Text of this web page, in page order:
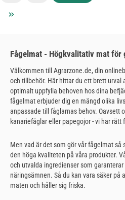
Fågelmat - Högkvalitativ mat för
Välkommen till Agrarzone.de, din
och tillbehör. Här hittar du ett brett
optimalt uppfylla behoven hos dina
fågelmat erbjuder dig en mängd olika
anpassade till fåglarnas behov. Oavsett
kanariefåglar eller papegojor - vi har rätt
Men vad är det som gör vår fågelmat så
den höga kvaliteten på våra produkter.
och utvalda ingredienser som
näringsämnen. Så du kan vara säker på
maten och håller sig friska.